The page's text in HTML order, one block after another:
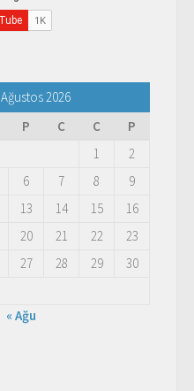
Ağustos 2026
P C C
P
1
2
6 7 8
9
13 14 15
16
20 21 22
23
27 28 29
30
« Ağu